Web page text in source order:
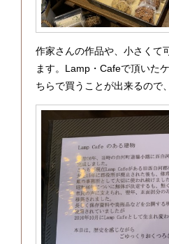
作家さんの作品や、小さくて
ます。Lamp・Cafeで頂いた
ちらで買うことが出来るので